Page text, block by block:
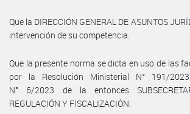
Que la DIRECCIÓN GENERAL DE ASUNTOS
intervención de su competencia.
Que la presente norma se dicta en uso de las
por la Resolución Ministerial N° 191/
N° 6/2023 de la entonces
REGULACIÓN Y FISCALIZACIÓN.